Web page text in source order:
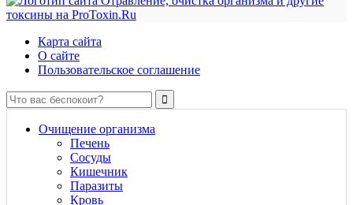
Карта сайта
О сайте
Пользовательское соглашение
Очищение организма
Печень
Сосуды
Кишечник
Паразиты
Кровь